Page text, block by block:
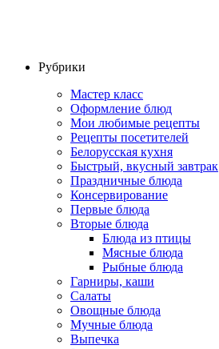
Рубрики
Мастер класс
Оформление блюд
Мои любимые рецепты
Рецепты посетителей
Белорусская кухня
Быстрый, вкусный завтрак
Праздничные блюда
Консервирование
Первые блюда
Вторые блюда
Блюда из птицы
Мясные блюда
Рыбные блюда
Гарниры, каши
Салаты
Овощные блюда
Мучные блюда
Выпечка